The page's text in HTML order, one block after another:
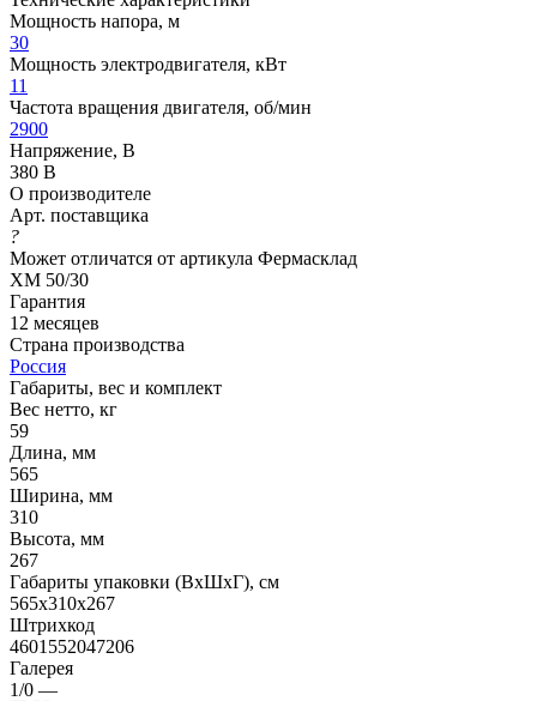
Мощность напора, м
30
Мощность электродвигателя, кВт
11
Частота вращения двигателя, об/мин
2900
Напряжение, В
380 В
О производителе
Арт. поставщика
?
Может отличатся от артикула Фермасклад
ХМ 50/30
Гарантия
12 месяцев
Страна производства
Россия
Габариты, вес и комплект
Вес нетто, кг
59
Длина, мм
565
Ширина, мм
310
Высота, мм
267
Габариты упаковки (ВхШхГ), см
565х310х267
Штрихкод
4601552047206
Галерея
1/0 —